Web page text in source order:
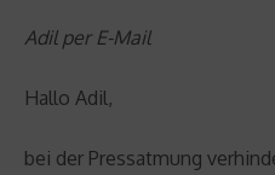
Adil per E-Mail
Hallo Adil,
bei der Pressatmung